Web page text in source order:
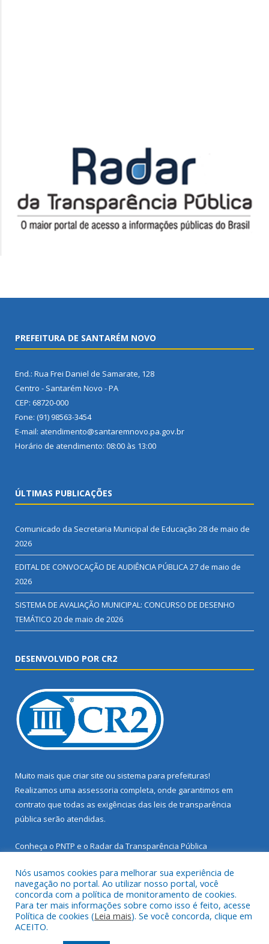
PREFEITURA DE SANTARÉM NOVO
End.: Rua Frei Daniel de Samarate, 128
Centro - Santarém Novo - PA
CEP: 68720-000
Fone: (91) 98563-3454
E-mail: atendimento@santaremnovo.pa.gov.br
Horário de atendimento: 08:00 às 13:00
ÚLTIMAS PUBLICAÇÕES
Comunicado da Secretaria Municipal de Educação 28 de maio de
2026
EDITAL DE CONVOCAÇÃO DE AUDIÊNCIA PÚBLICA27 de maio de
2026
SISTEMA DE AVALIAÇÃO MUNICIPAL: CONCURSO DE DESENHO
TEMÁTICO 20 de maio de 2026
DESENVOLVIDO POR CR2
Muito mais que criar site ou sistema para prefeituras!
Realizamos uma assessoria completa, onde garantimos em
contrato que todas as exigências das leis de transparência
pública serão atendidas.
Conheça o PNTP e o Radar da Transparência Pública
Todos os direitos reservados a Prefeitura Municipal de Santarém
Novo.
Nós usamos cookies para melhorar sua experiência de
navegação no portal. Ao utilizar nosso portal, você
concorda com a política de monitoramento de cookies.
Para ter mais informações sobre como isso é feito, acesse
Política de cookies (Leia mais). Se você concorda, clique em
ACEITO.